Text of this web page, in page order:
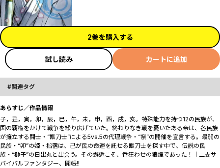
2巻を購入する
試し読み カートに追加
関連タグ
あらすじ／作品情報
子，丑，寅，卯，辰，巳，午，未，申，酉，戌，亥。特殊能力を持つ12の民族が、
国の覇権をかけて戦争を繰り広げていた。終わりなき戦を憂いたある帝は、各民族
が擁立する闘士・“獣刀士”による5vs.5の代理戦争・“祭”の開催を宣言する――。最弱の
民族・“卯”の姫・指宿は、己が民の命運を託せる獣刀士を探す中で、伝説の民
族・“獅子”の日出丸と出会う。その邂逅こそ、番狂わせの狼煙であった！十二支サ
バイバルファンタジー、開帳!!